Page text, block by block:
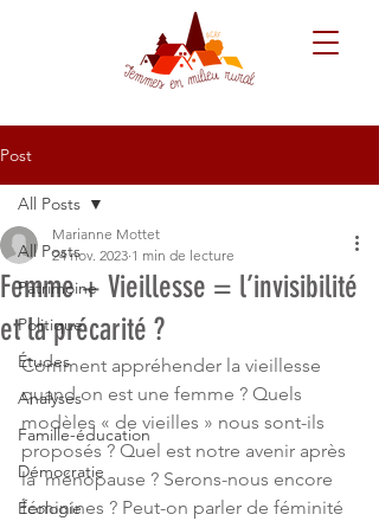
Post
All Posts
Patrimoine
Politique
Études
Analyses
Famille-éducation
Démocratie
Écologie
All Posts
Femme + Vieillesse = l’invisibilité
et la précarité ?
Marianne Mottet
24 nov. 2023 1 min de lecture
Comment appréhender la vieillesse
quand on est une femme ? Quels
modèles « de vieilles » nous sont-ils
proposés ? Quel est notre avenir après
la  ménopause ? Serons-nous encore
féminines ? Peut-on parler de féminité